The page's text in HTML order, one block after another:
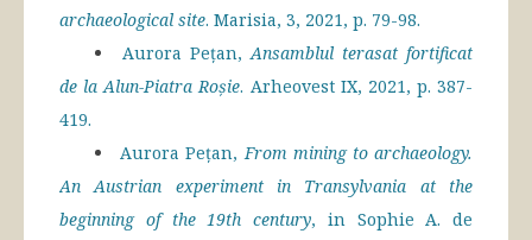
archaeological site. Marisia, 3, 2021, p. 79-98.
Aurora Pețan,Ansamblul terasat fortificat
de la Alun-Piatra Roșie. Arheovest IX, 2021, p. 387-
419.
Aurora Pețan,From mining to archaeology.
An Austrian experiment in Transylvania at the
beginning of the 19th century, in Sophie A. de